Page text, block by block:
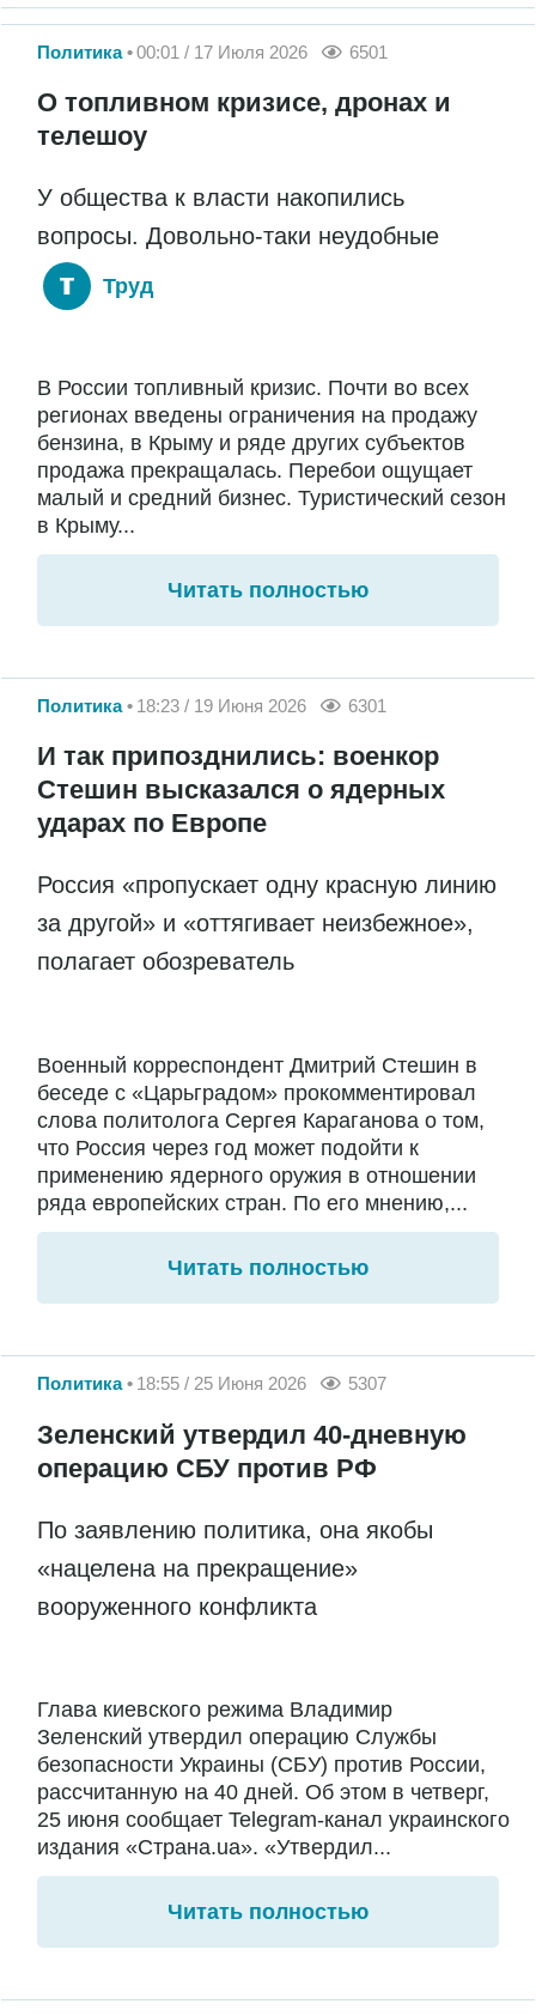
Политика 00:01 / 17 Июля 2026 6501
О топливном кризисе, дронах и
телешоу
У общества к власти накопились
вопросы. Довольно-таки неудобные
Труд
В России топливный кризис. Почти во всех
регионах введены ограничения на продажу
бензина, в Крыму и ряде других субъектов
продажа прекращалась. Перебои ощущает
малый и средний бизнес. Туристический сезон
в Крыму...
Читать полностью
Политика 18:23 / 19 Июня 2026 6301
И так припозднились: военкор
Стешин высказался о ядерных
ударах по Европе
Россия «пропускает одну красную линию
за другой» и «оттягивает неизбежное»,
полагает обозреватель
Военный корреспондент Дмитрий Стешин в
беседе с «Царьградом» прокомментировал
слова политолога Сергея Караганова о том,
что Россия через год может подойти к
применению ядерного оружия в отношении
ряда европейских стран. По его мнению,...
Читать полностью
Политика 18:55 / 25 Июня 2026 5307
Зеленский утвердил 40-дневную
операцию СБУ против РФ
По заявлению политика, она якобы
«нацелена на прекращение»
вооруженного конфликта
Глава киевского режима Владимир
Зеленский утвердил операцию Службы
безопасности Украины (СБУ) против России,
рассчитанную на 40 дней. Об этом в четверг,
25 июня сообщает Telegram-канал украинского
издания «Страна.ua». «Утвердил...
Читать полностью